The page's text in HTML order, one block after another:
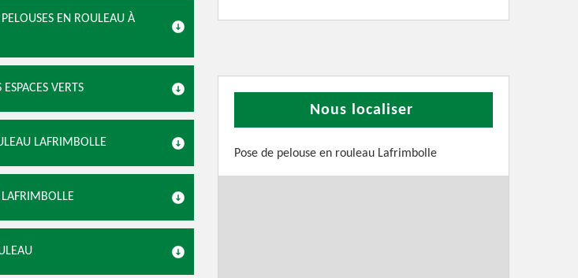
EN ROULEAU À
VERTS
LAFRIMBOLLE
LAFRIMBOLLE
Nous localiser
Pose de pelouse en rouleau Lafrimbolle